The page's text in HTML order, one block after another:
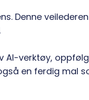
Denne
AI-verktøy,
en ferdig mal